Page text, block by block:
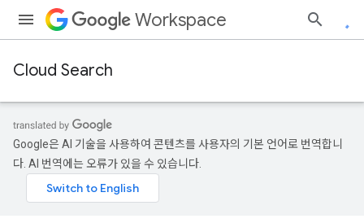
Workspace
Cloud Search
Google은 AI 기술을 사용하여 콘텐츠를 사용자의 기본 언어로 번역합니
다. AI 번역에는 오류가 있을 수 있습니다.